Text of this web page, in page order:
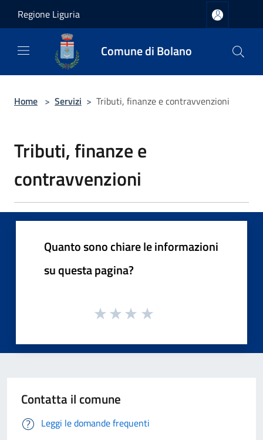
Regione Liguria
Comune di Bolano
Home > Servizi > Tributi, finanze e contravvenzioni
Tributi, finanze e
contravvenzioni
Quanto sono chiare le informazioni
su questa pagina?
Contatta il comune
Leggi le domande frequenti